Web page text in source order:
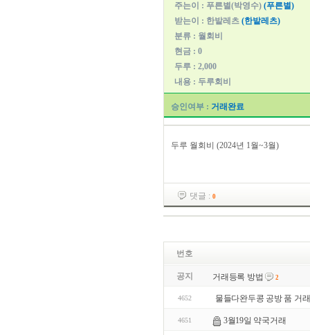
주는이 : 푸른별(박영수) (푸른별)
받는이 : 한밭레츠 (한밭레츠)
분류 : 월회비
현금 : 0
두루 : 2,000
내용 : 두루회비
승인여부 : 거래완료
두루 월회비 (2024년 1월~3월)
댓글 : 0
번호
공지 거래등록 방법 2
4652 물들다완두콩 공방 품 거래
4651 3월19일 약국거래